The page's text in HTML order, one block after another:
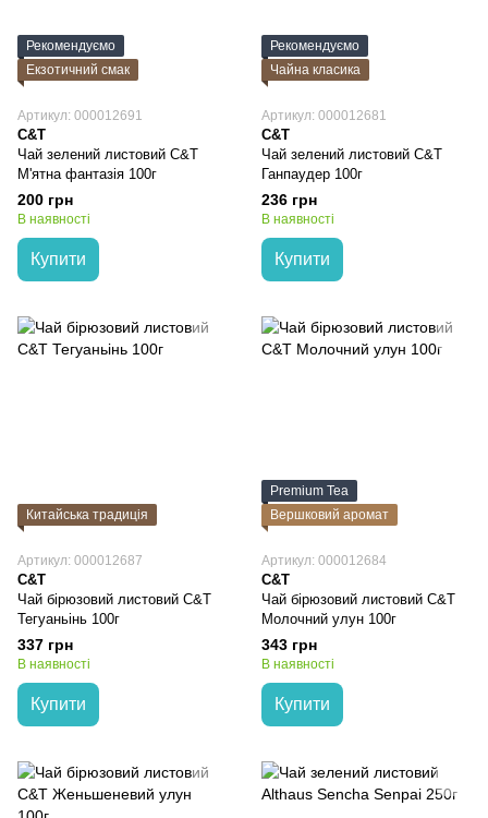
Рекомендуємо
Екзотичний смак
Артикул: 000012691
C&T
Чай зелений листовий C&T
М'ятна фантазія 100г
200 грн
В наявності
Купити
Рекомендуємо
Чайна класика
Артикул: 000012681
C&T
Чай зелений листовий C&T
Ганпаудер 100г
236 грн
В наявності
Купити
Китайська традиція
Артикул: 000012687
C&T
Чай бірюзовий листовий C&T
Тегуаньінь 100г
337 грн
В наявності
Купити
Premium Tea
Вершковий аромат
Артикул: 000012684
C&T
Чай бірюзовий листовий C&T
Молочний улун 100г
343 грн
В наявності
Купити